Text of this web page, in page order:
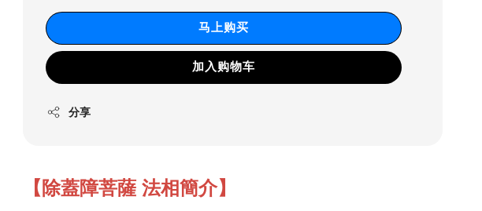
马上购买
加入购物车
分享
【除蓋障菩薩 法相簡介】